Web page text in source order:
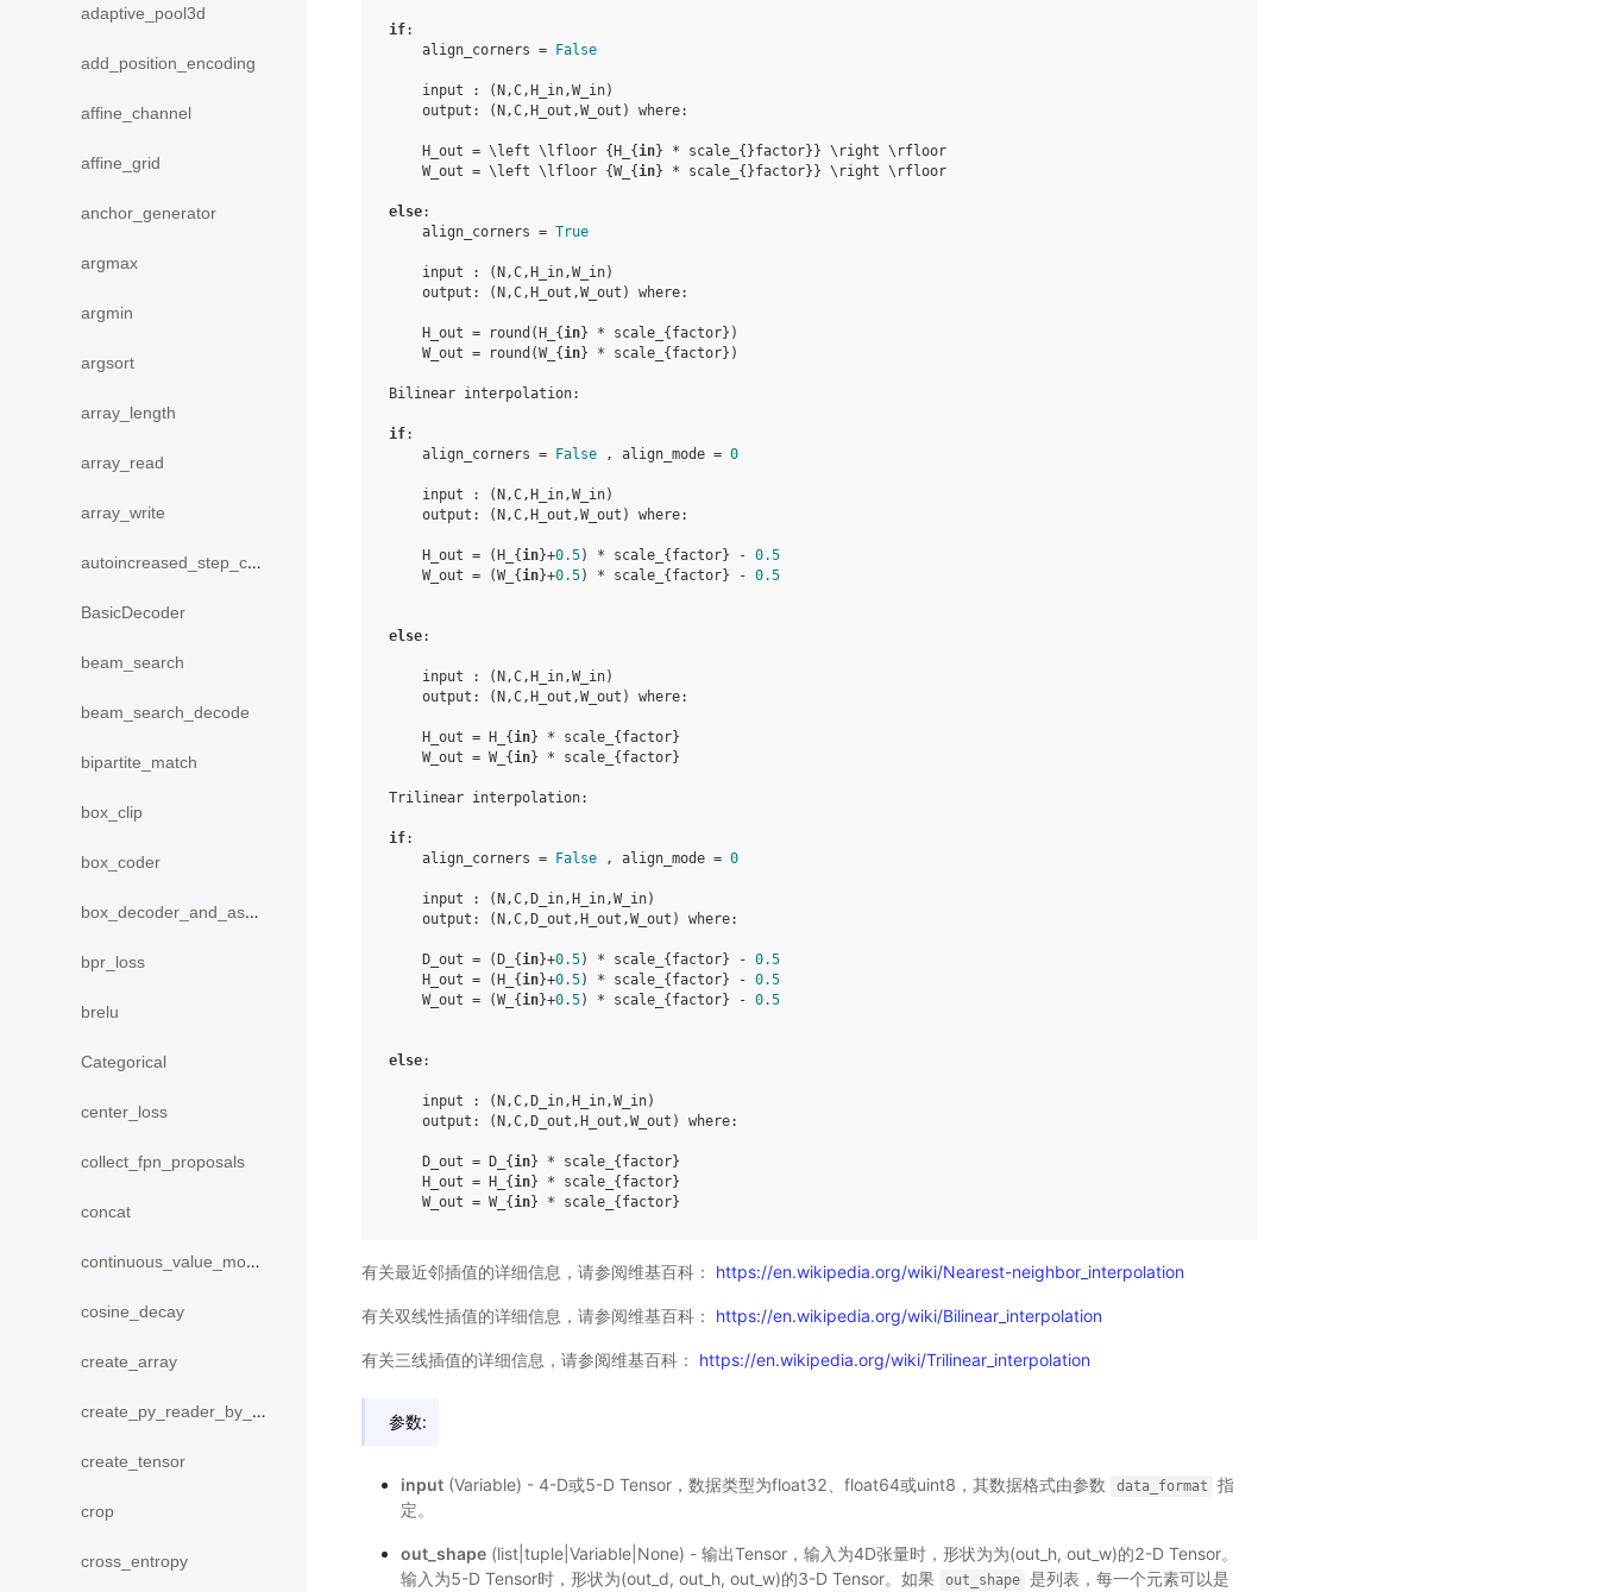
adaptive_pool3d
add_position_encoding
affine_channel
affine_grid
anchor_generator
argmax
argmin
argsort
array_length
array_read
array_write
autoincreased_step_counter
BasicDecoder
beam_search
beam_search_decode
bipartite_match
box_clip
box_coder
box_decoder_and_assign
bpr_loss
brelu
Categorical
center_loss
collect_fpn_proposals
concat
continuous_value_model
cosine_decay
create_array
create_py_reader_by_data
create_tensor
crop
cross_entropy
if:
align_corners = False
input : ( N ,C, H_in,W_in)
output : ( N ,C, H_out ,W_out ) where:
H_out = \ left \ lfloor { H_ {in} * scale_ {}factor}} \ right \ rfloor
W_out = \ left \ lfloor {W_ {in} * scale_ {}factor}} \ right \ rfloor
else:
align_corners = True
input : ( N ,C, H_in,W_in)
output : ( N ,C, H_out ,W_out ) where:
H_out = round ( H_ {in} * scale_ { factor})
W_out = round (W_ {in} * scale_ { factor})
Bilinear interpolation:
if:
align_corners = False , align_mode = 0
input : ( N ,C, H_in,W_in)
output : ( N ,C, H_out ,W_out ) where:
H_out = ( H_ {in}+0.5) * scale_ { factor} - 0.5
W_out = (W_ {in}+0.5) * scale_ { factor} - 0.5
else:
input : ( N ,C, H_in,W_in)
output : ( N ,C, H_out ,W_out ) where:
H_out = H_ {in} * scale_ { factor}
W_out = W_ {in} * scale_ { factor}
Trilinear interpolation:
if:
align_corners = False , align_mode = 0
input : ( N ,C, D_in, H_in,W_in)
output : ( N ,C, D_out , H_out ,W_out ) where:
D_out = ( D_ {in}+0.5) * scale_ { factor} - 0.5
H_out = ( H_ {in}+0.5) * scale_ { factor} - 0.5
W_out = (W_ {in}+0.5) * scale_ { factor} - 0.5
else:
input : ( N ,C, D_in, H_in,W_in)
output : ( N ,C, D_out , H_out ,W_out ) where:
D_out = D_ {in} * scale_ { factor}
H_out = H_ {in} * scale_ { factor}
W_out = W_ {in} * scale_ { factor}
有关最近邻插值的详细信息，请参阅维基百科： https://en.wikipedia.org/wiki/Nearest-neighbor_interpolation
有关双线性插值的详细信息，请参阅维基百科： https://en.wikipedia.org/wiki/Bilinear_interpolation
有关三线插值的详细信息，请参阅维基百科： https://en.wikipedia.org/wiki/Trilinear_interpolation
参数:
input(Variable) - 4-D或5-D Tensor，数据类型为float32、float64或uint8，其数据格式由参数 data_format
指
定。
out_shape(list|tuple|Variable|None) - 输出Tensor，输入为4D张量时，形状为为(out_h, out_w)的2-D Tensor。
输入为5-D Tensor时，形状为(out_d, out_h, out_w)的3-D Tensor。如果
out_shape
是列表，每一个元素可以是